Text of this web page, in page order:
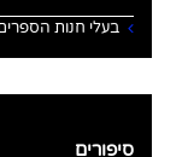
בעלי חנות
סיפורים